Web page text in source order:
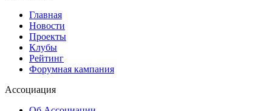
Главная
Новости
Проекты
Клубы
Рейтинг
Форумная кампания
Ассоциация